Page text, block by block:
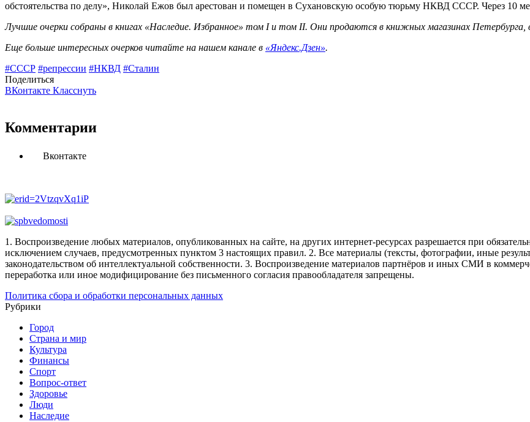
обстоятельства по делу», Николай Ежов был арестован и помещен в Сухановскую особую тюрьму НКВД СССР. Через 10
Лучшие очерки собраны в книгах «Наследие. Избранное» том I и том II. Они продаются в книжных магазинах
Еще больше интересных очерков читайте на нашем канале в «Яндекс.Дзен».
#СССР #репрессии #НКВД #Сталин
Поделиться
ВКонтакте Класснуть
Комментарии
Вконтакте
1. Воспроизведение любых материалов, опубликованных на сайте, на других интернет-ресурсах разрешается при
исключением случаев, предусмотренных пунктом 3 настоящих правил. 2. Все материалы (тексты, фотографии, иные
законодательством об интеллектуальной собственности. 3. Воспроизведение материалов партнёров и иных СМИ в
переработка или иное модифицирование без письменного согласия правообладателя запрещены.
Политика сбора и обработки персональных данных
Рубрики
Город
Страна и мир
Культура
Финансы
Спорт
Вопрос-ответ
Здоровье
Люди
Наследие